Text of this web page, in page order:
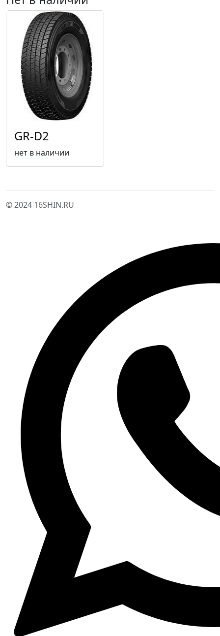
GR-D2
нет в наличии
© 2024 16SHIN.RU